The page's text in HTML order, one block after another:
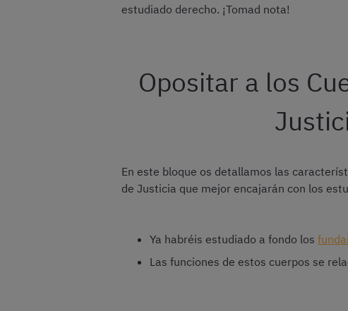
estudiado derecho. ¡Tomad nota!
Opositar a los
En este bloque os detallamos las
de Justicia que mejor encajarán con los
Ya habréis estudiado a fondo los
Las funciones de estos cuerpos se